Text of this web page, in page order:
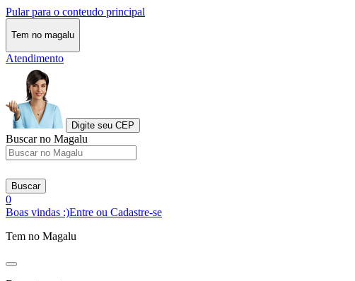
Pular para o conteudo principal
Tem no magalu
Atendimento
Digite seu CEP
Buscar no Magalu
Buscar
0
Boas vindas :)Entre ou Cadastre-se
Tem no Magalu